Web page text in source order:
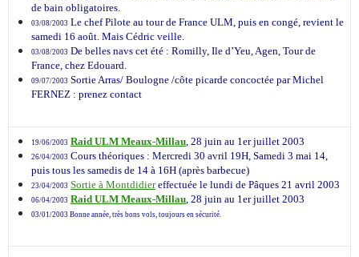
de bain obligatoires.
03/08/2003 Le chef Pilote au tour de France ULM, puis en congé, revient le
samedi 16 août. Mais Cédric veille.
03/08/2003 De belles navs cet été : Romilly, Ile d’Yeu, Agen, Tour de
France, chez Edouard.
09/07/2003 Sortie Arras/ Boulogne /côte picarde concoctée par Michel
FERNEZ : prenez contact
19/06/2003 Raid ULM Meaux-Millau, 28 juin au 1er juillet 2003
26/04/2003 Cours théoriques : Mercredi 30 avril 19H, Samedi 3 mai 14,
puis tous les samedis de 14 à 16H (après barbecue)
23/04/2003 Sortie à Montdidier effectuée le lundi de Pâques 21 avril 2003
06/04/2003 Raid ULM Meaux-Millau, 28 juin au 1er juillet 2003
03/01/2003 Bonne année, très bons vols, toujours en sécurité.